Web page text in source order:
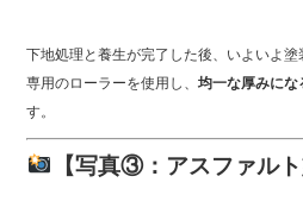
下地処理と養生が完了した後、いよいよ塗
専用のローラーを使用し、均一な厚みに
す。
【写真③：アスファルト